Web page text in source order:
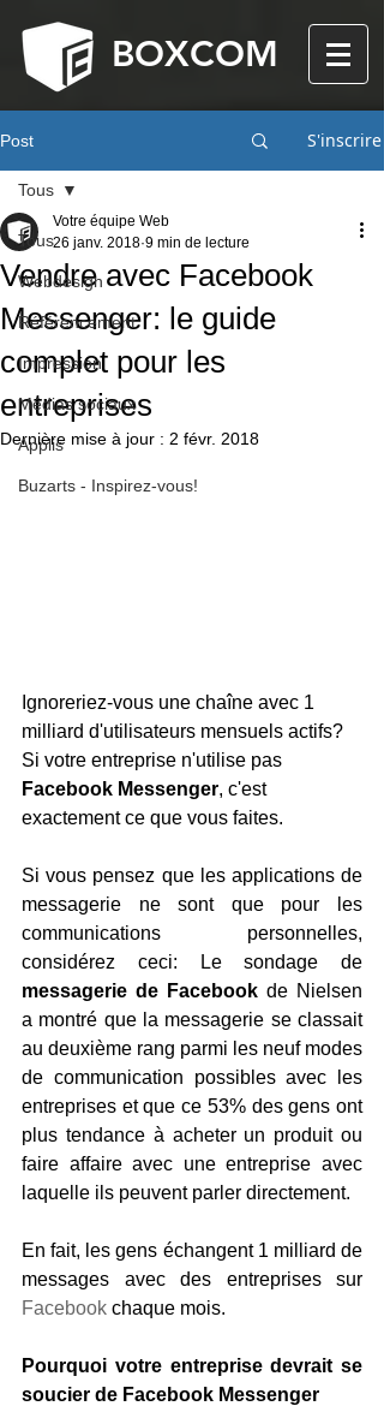
BOXCOM
Post S'inscrire
Tous
Webdesign
Référencement
Impression
Médias sociaux
Applis
Buzarts - Inspirez-vous!
Tous
Vendre avec Facebook
Messenger: le guide
complet pour les
entreprises
Votre équipe Web
26 janv. 2018 9 min de lecture
Dernière mise à jour : 2 févr. 2018
Ignoreriez-vous une chaîne avec 1
milliard d'utilisateurs mensuels actifs?
Si votre entreprise n'utilise pas
Facebook Messenger, c'est
exactement ce que vous faites.
Si vous pensez que les applications de
messagerie ne sont que pour les
communications personnelles,
messagerie de Facebook de Nielsen
a montré que la messagerie se classait
au deuxième rang parmi les neuf modes
de communication possibles avec les
entreprises et que ce 53% des gens ont
plus tendance à acheter un produit ou
faire affaire avec une entreprise avec
laquelle ils peuvent parler directement.
En fait, les gens échangent 1 milliard de
Facebook chaque mois.
Pourquoi votre entreprise devrait se
soucier de Facebook Messenger